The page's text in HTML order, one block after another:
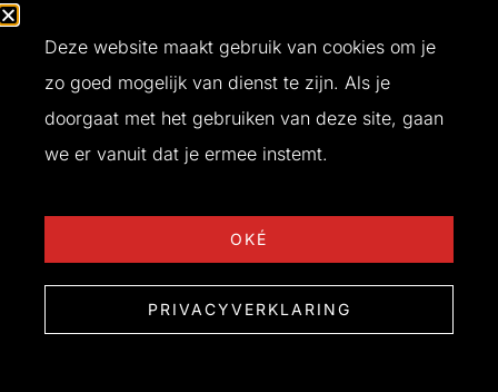
Zondag
Gesloten
Deze website maakt gebruik van cookies om je
zo goed mogelijk van dienst te zijn. Als je
doorgaat met het gebruiken van deze site, gaan
we er vanuit dat je ermee instemt.
OKÉ
PRIVACYVERKLARING